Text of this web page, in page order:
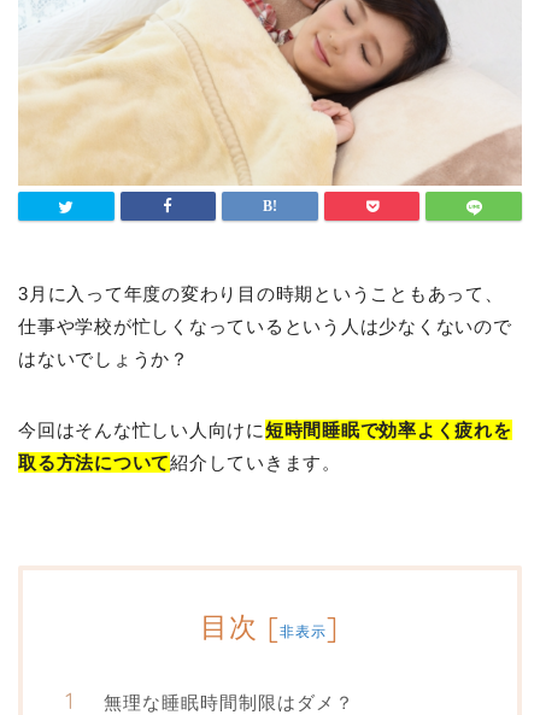
3月に入って年度の変わり目の時期ということもあって、
仕事や学校が忙しくなっているという人は少なくないので
はないでしょうか？
今回はそんな忙しい人向けに短時間睡眠で効率よく疲れを
取る方法について紹介していきます。
目次 [非表示]
無理な睡眠時間制限はダメ？